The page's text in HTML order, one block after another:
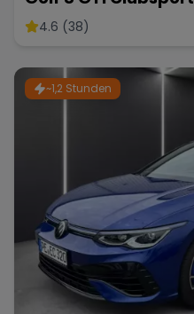
4.6 (38)
~1,2 Stunden